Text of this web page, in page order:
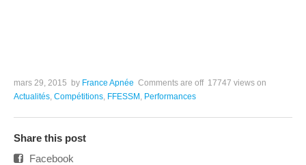
mars 29, 2015 by France Apnée Comments are off 17747 views on
Actualités Compétitions FFESSM Performances
Share this post
Facebook